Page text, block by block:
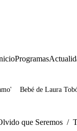
Programas
Bebé de Laura
que Seremos /